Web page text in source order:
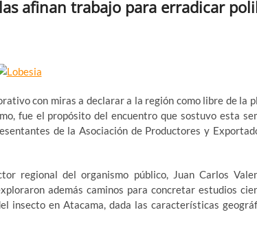
afinan trabajo para erradicar
con miras a declarar a la región como libre de la
fue el propósito del encuentro que sostuvo esta
de la Asociación de Productores y
regional del organismo público, Juan Carlos
además caminos para concretar estudios
insecto en Atacama, dada las características